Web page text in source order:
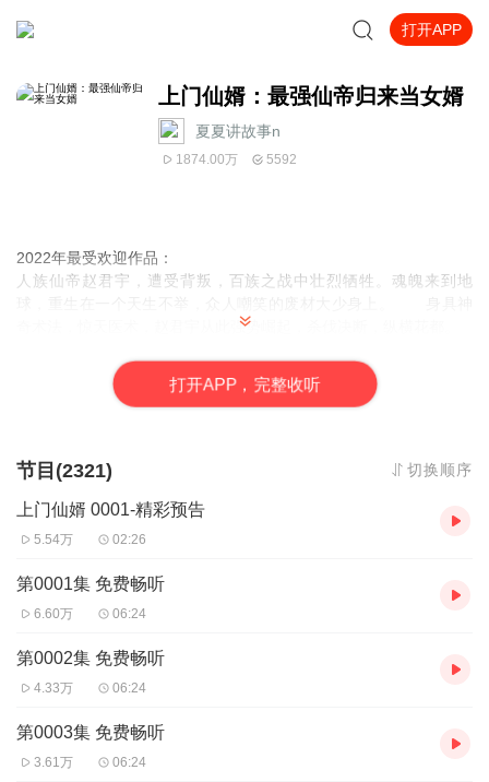
打开APP
上门仙婿：最强仙帝归来当女婿
夏夏讲故事n
1874.00万 5592
2022年最受欢迎作品：
人族仙帝赵君宇，遭受背叛，百族之战中壮烈牺牲。魂魄来到地
奇术法，惊天医术，赵君宇从此强势崛起，杀伐决断，纵横花都。
球，重生在一个天生不举，众人嘲笑的废材大少身上。 身具神
奇术法，惊天医术，赵君宇从此强势崛起，杀伐决断，纵横花都。
打开APP，完整收听
节目(2321) 切换顺序
上门仙婿 0001-精彩预告
5.54万 02:26
第0001集 免费畅听
6.60万 06:24
第0002集 免费畅听
4.33万 06:24
第0003集 免费畅听
3.61万 06:24